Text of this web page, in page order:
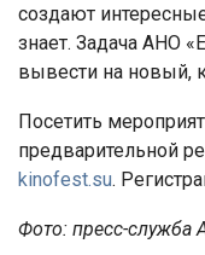
создают
знает. Задача АНО
вывести на новый,
Посетить
предварительной
kinofest.su.
Фото: пресс-служба